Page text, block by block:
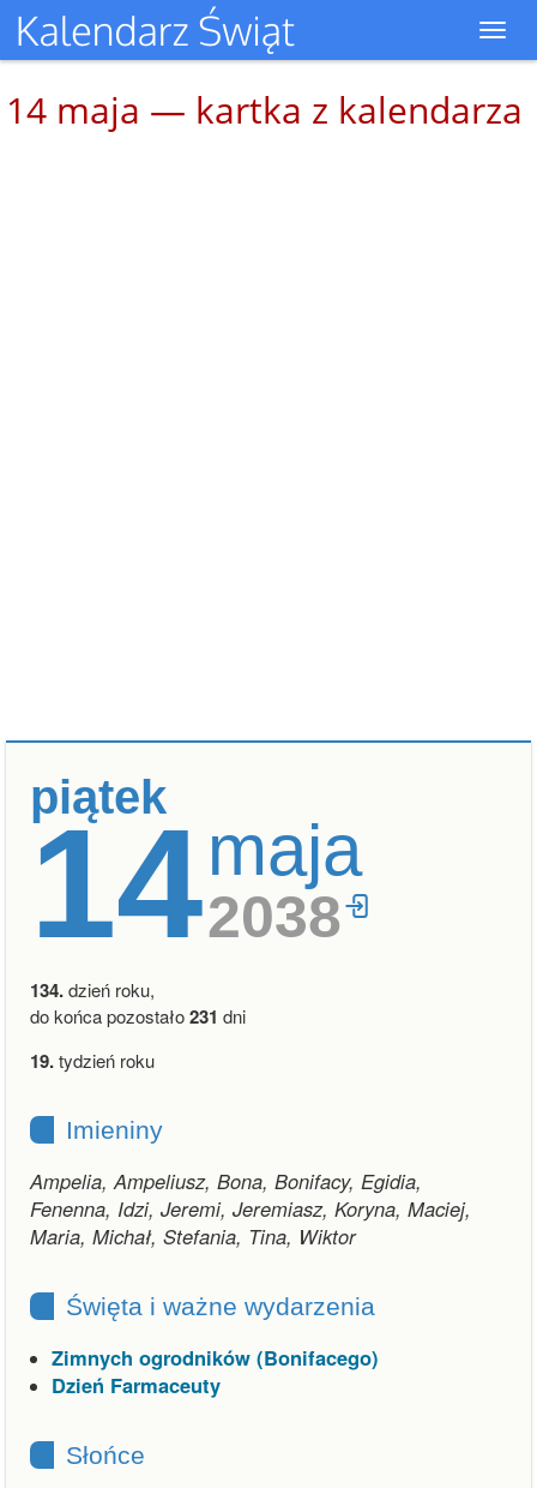
14 maja — kartka z kalendarza
piątek
14maja
2038
134.dzień roku,
do końca pozostało231 dni
19.tydzień roku
Imieniny
Ampelia, Ampeliusz, Bona, Bonifacy, Egidia,
Fenenna, Idzi, Jeremi, Jeremiasz, Koryna, Maciej,
Maria, Michał, Stefania, Tina, Wiktor
Święta i ważne wydarzenia
Zimnych ogrodników (Bonifacego)
Dzień Farmaceuty
Słońce